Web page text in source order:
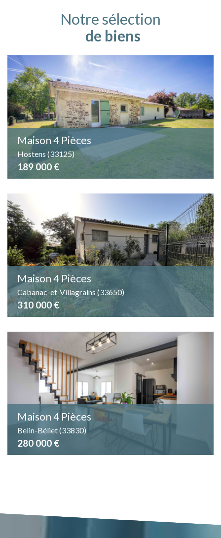
10KM
Critères supplémentaires
Piscine Parking Terrasse
Notre sélection
de biens
Maison 4 Pièces
Hostens (33125)
189 000 €
Maison 4 Pièces
Cabanac-et-Villagrains (33650)
310 000 €
Maison 4 Pièces
Belin-Béliet (33830)
280 000 €